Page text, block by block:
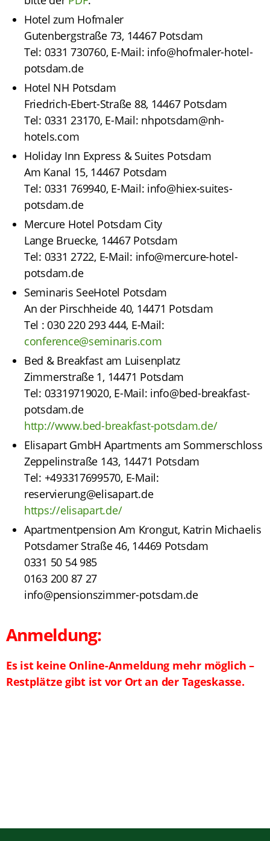
Hotel zum Hofmaler
Gutenbergstraße 73, 14467 Potsdam
Tel: 0331 730760, E-Mail: info@hofmaler-hotel-
potsdam.de
Hotel NH Potsdam
Friedrich-Ebert-Straße 88, 14467 Potsdam
Tel: 0331 23170, E-Mail: nhpotsdam@nh-
hotels.com
Holiday Inn Express & Suites Potsdam
Am Kanal 15, 14467 Potsdam
Tel: 0331 769940, E-Mail: info@hiex-suites-
potsdam.de
Mercure Hotel Potsdam City
Lange Bruecke, 14467 Potsdam
Tel: 0331 2722, E-Mail: info@mercure-hotel-
potsdam.de
Seminaris SeeHotel Potsdam
An der Pirschheide 40, 14471 Potsdam
Tel : 030 220 293 444, E-Mail:
conference@seminaris.com
Bed & Breakfast am Luisenplatz
Zimmerstraße 1, 14471 Potsdam
Tel: 03319719020, E-Mail: info@bed-breakfast-
potsdam.de
http://www.bed-breakfast-potsdam.de/
Elisapart GmbH Apartments am Sommerschloss
Zeppelinstraße 143, 14471 Potsdam
Tel: +493317699570, E-Mail:
reservierung@elisapart.de
https://elisapart.de/
Apartmentpension Am Krongut, Katrin Michaelis
Potsdamer Straße 46, 14469 Potsdam
0331 50 54 985
0163 200 87 27
info@pensionszimmer-potsdam.de
Anmeldung:
Es ist keine Online-Anmeldung mehr möglich –
Restplätze gibt ist vor Ort an der Tageskasse.